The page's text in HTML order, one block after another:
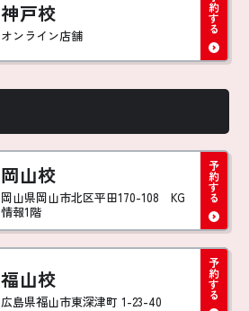
神戸校
オンライン店舗
岡山校
岡山県岡山市北区平田170-108 KG
情報1階
福山校
広島県福山市東深津町 1-23-40